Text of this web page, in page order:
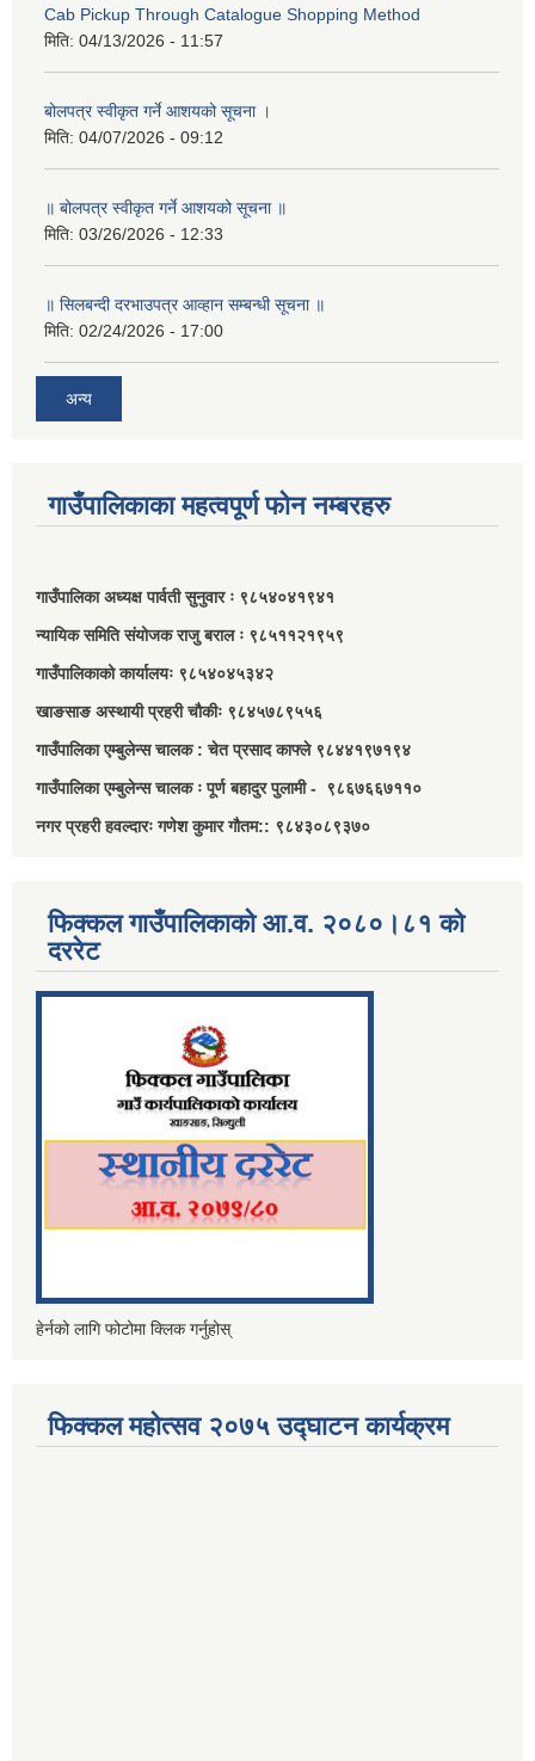
Cab Pickup Through Catalogue Shopping Method
मिति: 04/13/2026 - 11:57
बोलपत्र स्वीकृत गर्ने आशयको सूचना ।
मिति: 04/07/2026 - 09:12
॥ बोलपत्र स्वीकृत गर्ने आशयको सूचना ॥
मिति: 03/26/2026 - 12:33
॥ सिलबन्दी दरभाउपत्र आव्हान सम्बन्धी सूचना ॥
मिति: 02/24/2026 - 17:00
अन्य
गाउँपालिकाका महत्वपूर्ण फोन नम्बरहरु
गाउँपालिका अध्यक्ष पार्वती सुनुवार ः ९८५४०४१९४१
न्यायिक समिति संयोजक राजु बराल ः ९८५११२१९५९
गाउँपालिकाको कार्यालयः ९८५४०४५३४२
खाङसाङ अस्थायी प्रहरी चौकीः ९८४५७८९५५६
गाउँपालिका एम्बुलेन्स चालक : चेत प्रसाद काफ्ले ९८४४१९७१९४
गाउँपालिका एम्बुलेन्स चालक ः पूर्ण बहादुर पुलामी - ९८६७६६७११०
नगर प्रहरी हवल्दारः गणेश कुमार गौतम:: ९८४३०८९३७०
फिक्कल गाउँपालिकाको आ.व. २०८०।८१ को
दररेट
हेर्नको लागि फोटोमा क्लिक गर्नुहोस्
फिक्कल महोत्सव २०७५ उद्घाटन कार्यक्रम